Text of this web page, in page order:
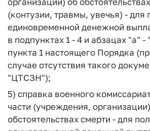
(контузии, травмы, увечья) - для
единовременной денежной
в подпунктах 1 - 4 и абзацах "а" -
пункта 1 настоящего Порядка
случае отсутствия такого
"ЦТСЗН");
5) справка военного
части (учреждения,
обстоятельствах смерти - для